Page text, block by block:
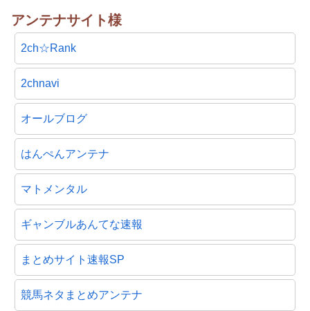
アンテナサイト様
2ch☆Rank
2chnavi
オールブログ
はんぺんアンテナ
マトメンタル
ギャンブルあんてな速報
まとめサイト速報SP
競馬ネタまとめアンテナ